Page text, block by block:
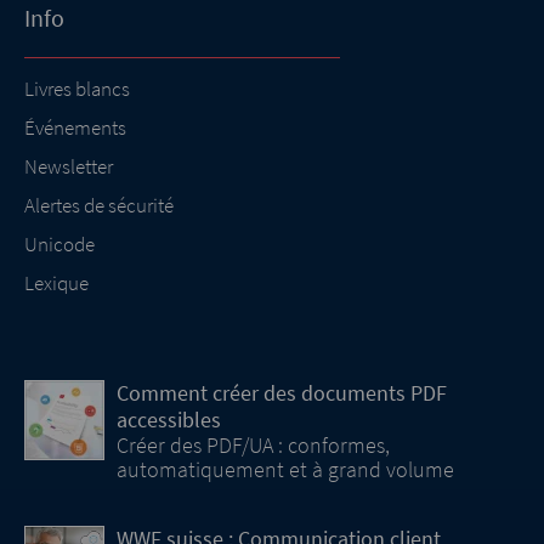
Info
Livres blancs
Événements
Newsletter
Alertes de sécurité
Unicode
Lexique
Comment créer des documents PDF
accessibles
Créer des PDF/UA : conformes,
automatiquement et à grand volume
WWF suisse : Communication client